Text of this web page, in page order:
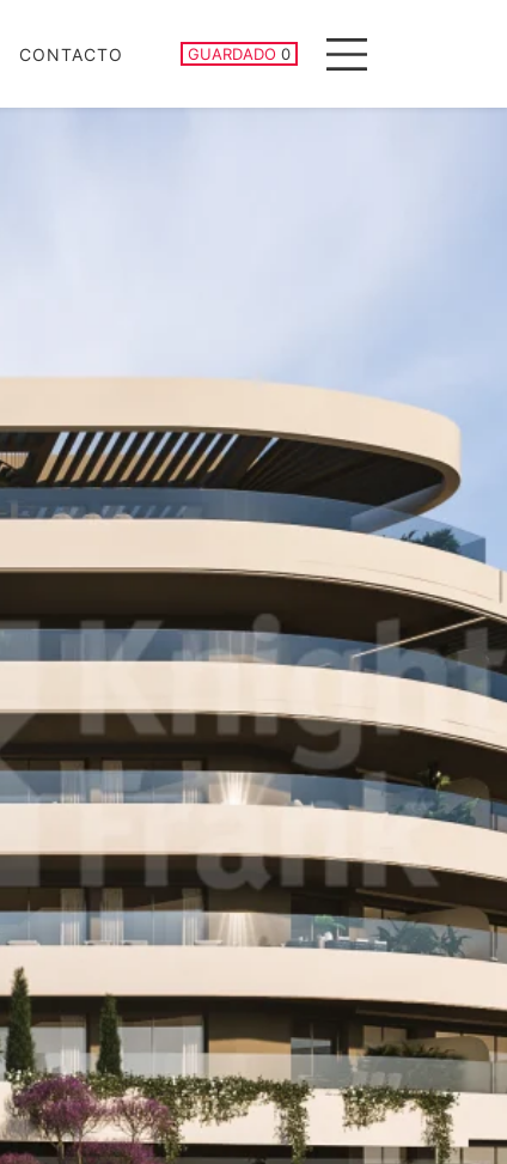
CONTACTO GUARDADO 0
PROPIEDADES GUARDADAS
Menu